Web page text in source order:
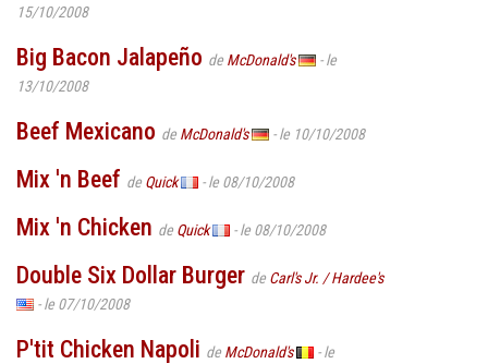
15/10/2008
Big Bacon Jalapeño de McDonald's
- le
13/10/2008
Beef Mexicano de McDonald's - le 10/10/2008
Mix 'n Beef de Quick - le 08/10/2008
Mix 'n Chicken de Quick - le 08/10/2008
Double Six Dollar Burger de Carl's Jr. / Hardee's
- le 07/10/2008
P'tit Chicken Napoli de McDonald's
- le